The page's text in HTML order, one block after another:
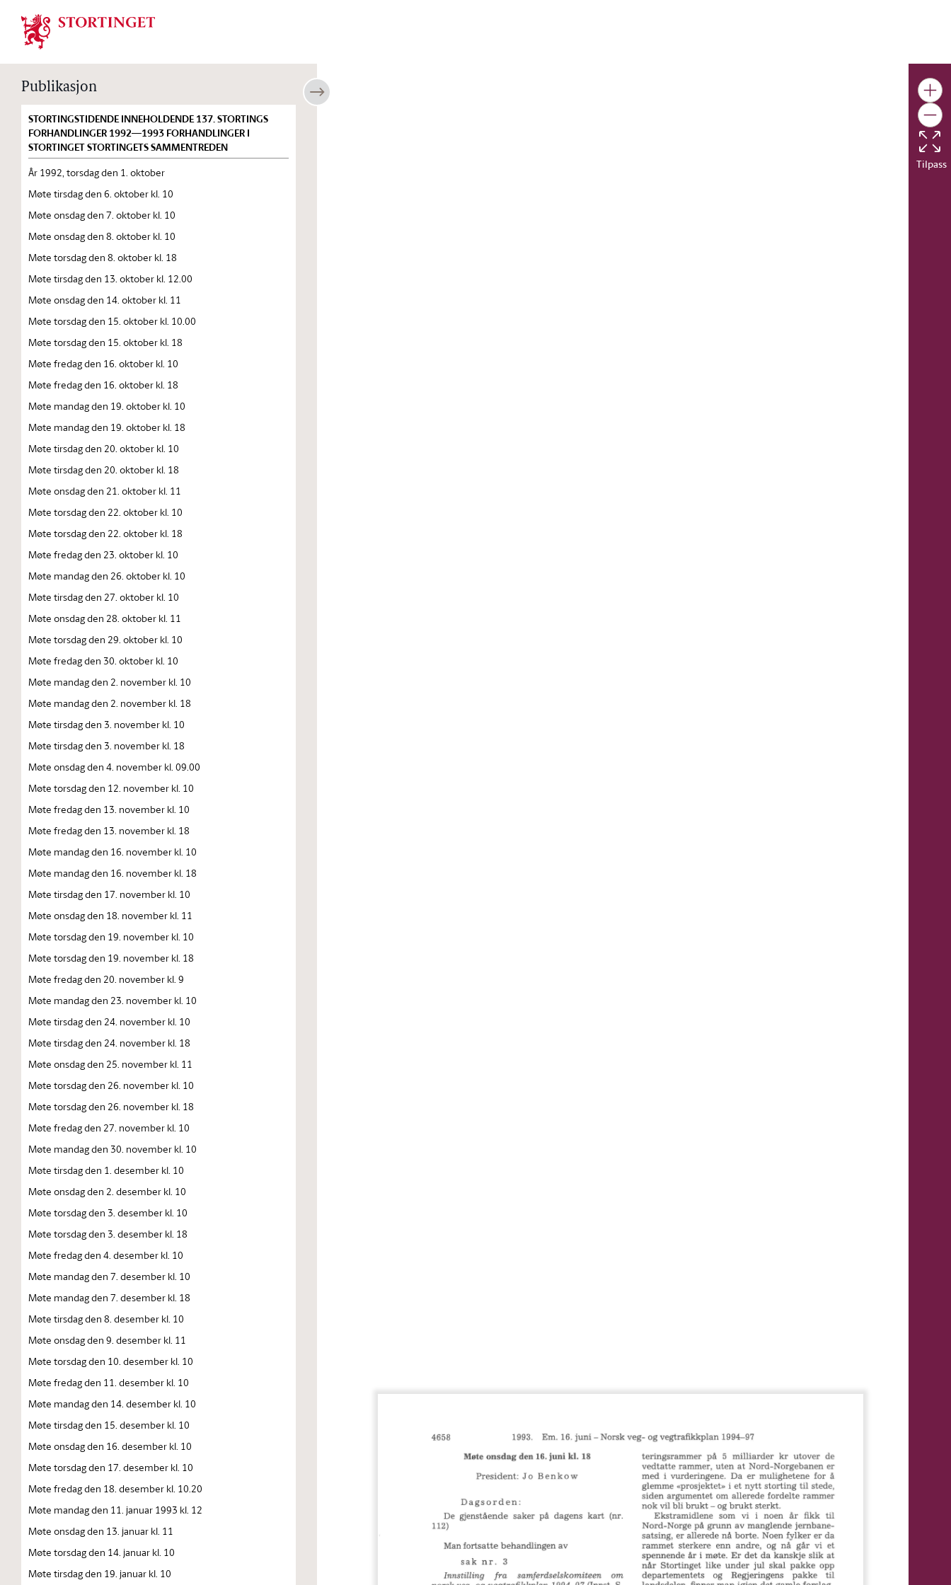
Stortinget.no
Publikasjon
STORTINGSTIDENDE INNEHOLDENDE 137. STORTINGS
FORHANDLINGER 1992—1993 FORHANDLINGER I
STORTINGET STORTINGETS SAMMENTREDEN
År 1992, torsdag den 1. oktober
Møte tirsdag den 6. oktober kl. 10
Møte onsdag den 7. oktober kl. 10
Møte onsdag den 8. oktober kl. 10
Møte torsdag den 8. oktober kl. 18
Møte tirsdag den 13. oktober kl. 12.00
Møte onsdag den 14. oktober kl. 11
Møte torsdag den 15. oktober kl. 10.00
Møte torsdag den 15. oktober kl. 18
Møte fredag den 16. oktober kl. 10
Møte fredag den 16. oktober kl. 18
Møte mandag den 19. oktober kl. 10
Møte mandag den 19. oktober kl. 18
Møte tirsdag den 20. oktober kl. 10
Møte tirsdag den 20. oktober kl. 18
Møte onsdag den 21. oktober kl. 11
Møte torsdag den 22. oktober kl. 10
Møte torsdag den 22. oktober kl. 18
Møte fredag den 23. oktober kl. 10
Møte mandag den 26. oktober kl. 10
Møte tirsdag den 27. oktober kl. 10
Møte onsdag den 28. oktober kl. 11
Møte torsdag den 29. oktober kl. 10
Møte fredag den 30. oktober kl. 10
Møte mandag den 2. november kl. 10
Møte mandag den 2. november kl. 18
Møte tirsdag den 3. november kl. 10
Møte tirsdag den 3. november kl. 18
Møte onsdag den 4. november kl. 09.00
Møte torsdag den 12. november kl. 10
Møte fredag den 13. november kl. 10
Møte fredag den 13. november kl. 18
Møte mandag den 16. november kl. 10
Møte mandag den 16. november kl. 18
Møte tirsdag den 17. november kl. 10
Møte onsdag den 18. november kl. 11
Møte torsdag den 19. november kl. 10
Møte torsdag den 19. november kl. 18
Møte fredag den 20. november kl. 9
Møte mandag den 23. november kl. 10
Møte tirsdag den 24. november kl. 10
Møte tirsdag den 24. november kl. 18
Møte onsdag den 25. november kl. 11
Møte torsdag den 26. november kl. 10
Møte torsdag den 26. november kl. 18
Møte fredag den 27. november kl. 10
Møte mandag den 30. november kl. 10
Møte tirsdag den 1. desember kl. 10
Møte onsdag den 2. desember kl. 10
Møte torsdag den 3. desember kl. 10
Møte torsdag den 3. desember kl. 18
Møte fredag den 4. desember kl. 10
Møte mandag den 7. desember kl. 10
Møte mandag den 7. desember kl. 18
Møte tirsdag den 8. desember kl. 10
Møte onsdag den 9. desember kl. 11
Møte torsdag den 10. desember kl. 10
Møte fredag den 11. desember kl. 10
Møte mandag den 14. desember kl. 10
Møte tirsdag den 15. desember kl. 10
Møte onsdag den 16. desember kl. 10
Møte torsdag den 17. desember kl. 10
Møte fredag den 18. desember kl. 10.20
Møte mandag den 11. januar 1993 kl. 12
Møte onsdag den 13. januar kl. 11
Møte torsdag den 14. januar kl. 10
Møte tirsdag den 19. januar kl. 10